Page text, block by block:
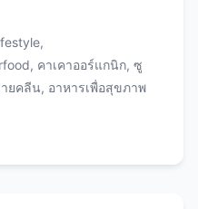
นผงคาเคาออร์แกนิกที่
งผ่านกระบวนการสกัด
วยรักษาคุณค่าทาง
ลอิสระไว้ได้อย่าง
ทั่วไปที่ผ่านการคั่ว
ากมาตรฐานไทย โดย
,
, คาเคาออร์แกนิก, ซู
ยคลีน, อาหารเพื่อสุขภาพ